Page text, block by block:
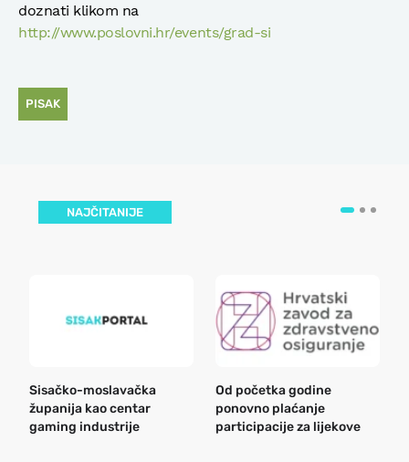
doznati klikom na
http://www.poslovni.hr/events/grad-si
PISAK
NAJČITANIJE
Sisačko-moslavačka
županija kao centar
gaming industrije
Od početka godine
ponovno plaćanje
participacije za lijekove